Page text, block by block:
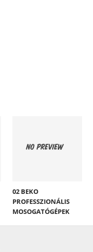
02 BEKO
PROFESSZIONÁLIS
MOSOGATÓGÉPEK